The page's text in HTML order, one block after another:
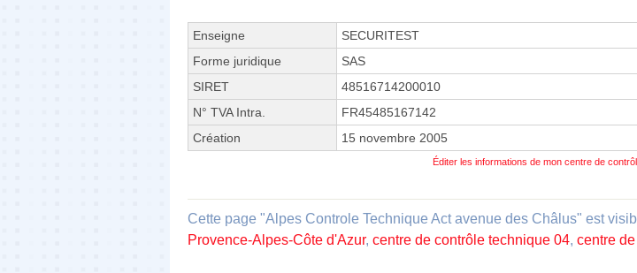
Enseigne
SECURITEST
Forme juridique
SAS
SIRET
48516714200010
N° TVA Intra.
FR45485167142
Création
15 novembre 2005
Éditer les informations de mon centre de
Cette page "Alpes Controle Technique Act avenue des Châlus" est
Provence-Alpes-Côte d'Azur, centre de contrôle technique 04, centre